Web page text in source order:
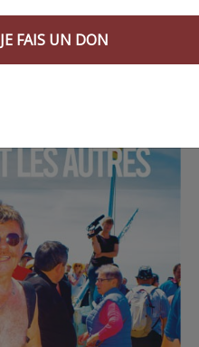
JE FAIS UN DON